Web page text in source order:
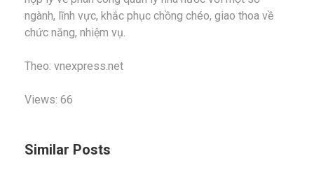
ngành, lĩnh vực, khắc phục chồng chéo, giao thoa về
chức năng, nhiệm vụ.
Theo: vnexpress.net
Views: 66
Similar Posts